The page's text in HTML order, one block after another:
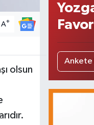
A+
olsun
Ankete